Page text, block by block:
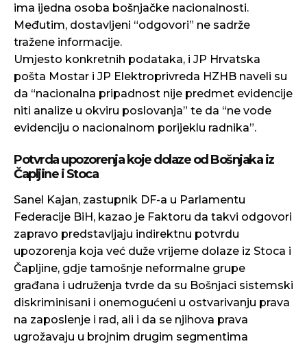
ima ijedna osoba bošnjačke nacionalnosti.
Međutim, dostavljeni “odgovori” ne sadrže
tražene informacije.
Umjesto konkretnih podataka, i JP Hrvatska
pošta Mostar i JP Elektroprivreda HZHB naveli su
da “nacionalna pripadnost nije predmet evidencije
niti analize u okviru poslovanja” te da “ne vode
evidenciju o nacionalnom porijeklu radnika”.
Potvrda upozorenja koje dolaze od Bošnjaka iz
Čapljine i Stoca
Sanel Kajan, zastupnik DF-a u Parlamentu
Federacije BiH, kazao je Faktoru da takvi odgovori
zapravo predstavljaju indirektnu potvrdu
upozorenja koja već duže vrijeme dolaze iz Stoca i
Čapljine, gdje tamošnje neformalne grupe
građana i udruženja tvrde da su Bošnjaci sistemski
diskriminisani i onemogućeni u ostvarivanju prava
na zaposlenje i rad, ali i da se njihova prava
ugrožavaju u brojnim drugim segmentima